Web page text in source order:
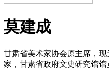
莫建成
甘肃省美术家协会原主席，
家，甘肃省政府文史研究馆